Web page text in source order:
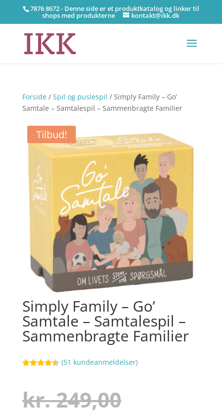
7876 8672 - Denne side er et produktkatalog og linker til
shops med produkterne kontakt@ikk.dk
Forside/ Spil og puslespil / Simply Family – Go’
Samtale – Samtalespil – Sammenbragte Familier
Tilbud!
Simply Family – Go’
Samtale – Samtalespil –
Sammenbragte Familier
baseret
på
kundebedø
(51 kundeanmeldelser)
kr.249,00